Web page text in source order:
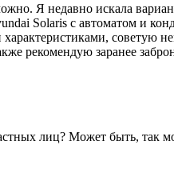
Я недавно искала
Solaris с автоматом и
советую
рекомендую заранее
лиц? Может быть, так